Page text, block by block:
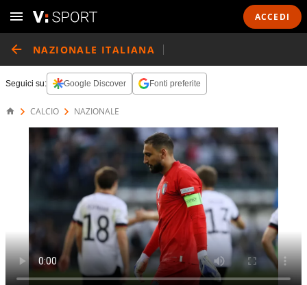
ACCEDI
NAZIONALE ITALIANA
Seguici su: Google Discover Fonti preferite
CALCIO NAZIONALE